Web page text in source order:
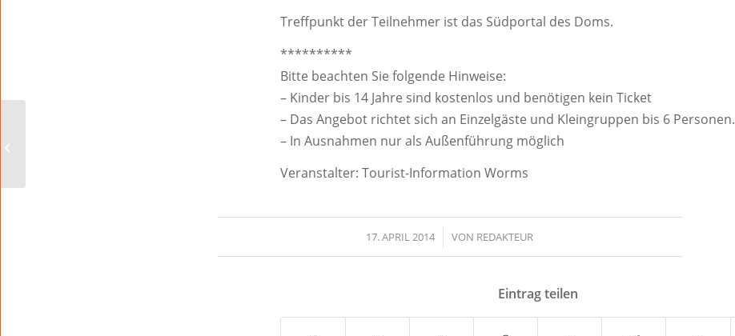
Treffpunkt der Teilnehmer ist das Südportal des Doms.
**********
Bitte beachten Sie folgende Hinweise:
– Kinder bis 14 Jahre sind kostenlos und benötigen kein Ticket
– Das Angebot richtet sich an Einzelgäste und Kleingruppen bis 6 Personen.
– In Ausnahmen nur als Außenführung möglich
Veranstalter: Tourist-Information Worms
17. APRIL 2014
/ VON REDAKTEUR
Eintrag teilen